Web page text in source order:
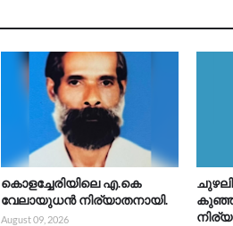
കൊളച്ചേരിയിലെ എ.കെ
വേലായുധൻ നിര്യാതനായി.
August 09, 2026